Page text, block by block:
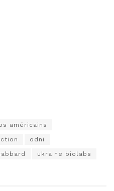
américains
odni
ukraine biolabs